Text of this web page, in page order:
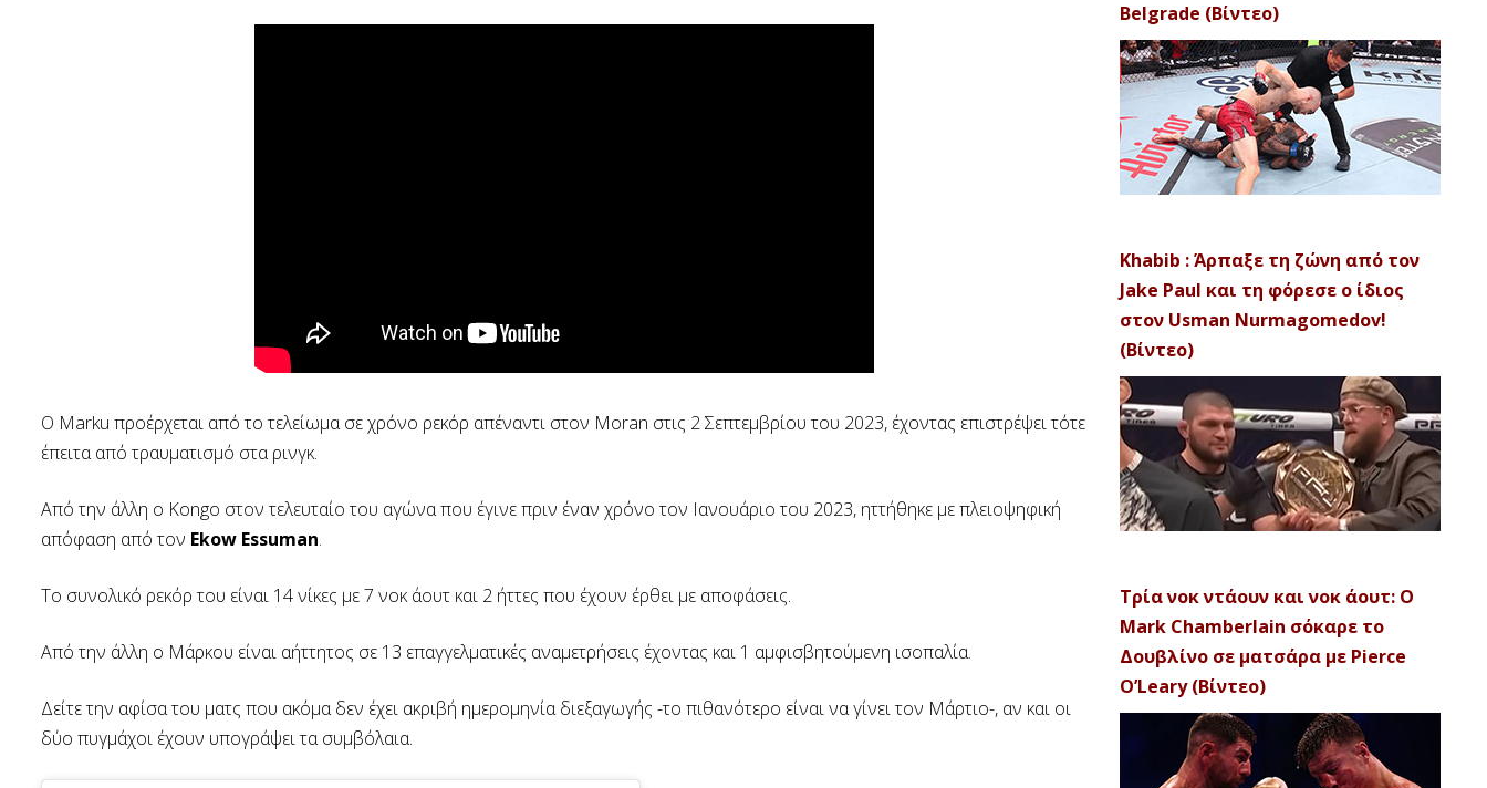
O Marku προέρχεται από το τελείωμα σε χρόνο ρεκόρ απέναντι στον Moran στις 2 Σεπτεμβρίου του 2023, έχοντας επιστρέψει τότε
έπειτα από τραυματισμό στα ρινγκ.
Από την άλλη ο Kongo στον τελευταίο του αγώνα που έγινε πριν έναν χρόνο τον Ιανουάριο του 2023, ηττήθηκε με πλειοψηφική
απόφαση από τον Ekow Essuman.
Το συνολικό ρεκόρ του είναι 14 νίκες με 7 νοκ άουτ και 2 ήττες που έχουν έρθει με αποφάσεις.
Από την άλλη ο Μάρκου είναι αήττητος σε 13 επαγγελματικές αναμετρήσεις έχοντας και 1 αμφισβητούμενη ισοπαλία.
Δείτε την αφίσα του ματς που ακόμα δεν έχει ακριβή ημερομηνία διεξαγωγής -το πιθανότερο είναι να γίνει τον Μάρτιο-, αν και οι
δύο πυγμάχοι έχουν υπογράψει τα συμβόλαια.
Belgrade (Βίντεο)
Khabib : Άρπαξε τη ζώνη από τον
Jake Paul και τη φόρεσε ο ίδιος
στον Usman Nurmagomedov!
(Βίντεο)
Τρία νοκ ντάουν και νοκ άουτ: Ο
Mark Chamberlain σόκαρε το
Δουβλίνο σε ματσάρα με Pierce
O’Leary (Βίντεο)